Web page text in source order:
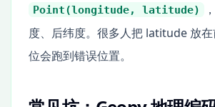
Point(longitude, latitude)
度、后纬度。很多人把 latitude 放
位会跑到错误位置。